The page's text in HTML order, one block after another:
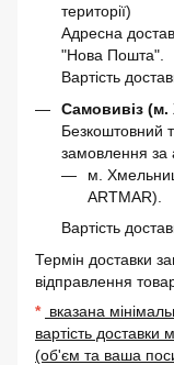
території)
Адресна
"Нова Пошта".
Вартість
Самовивіз
Безкоштовний
замовлення за
м.
ARTMAR).
Вартість
Термін доставки
відправлення
* вказана
вартість доставки
(об'єм та ваша